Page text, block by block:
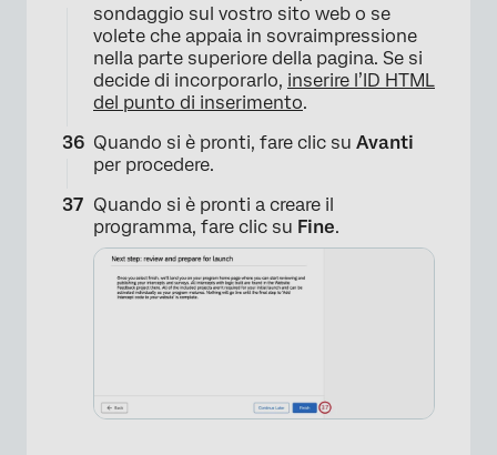
sondaggio sul vostro sito web o se
volete che appaia in sovraimpressione
nella parte superiore della pagina. Se si
decide di incorporarlo, inserire l’ID HTML
del punto di inserimento.
Quando si è pronti, fare clic su Avanti
per procedere.
Quando si è pronti a creare il
programma, fare clic su Fine.